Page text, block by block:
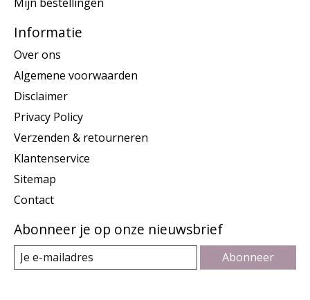
Informatie
Over ons
Algemene voorwaarden
Disclaimer
Privacy Policy
Verzenden & retourneren
Klantenservice
Sitemap
Contact
Abonneer je op onze nieuwsbrief
Abonneer